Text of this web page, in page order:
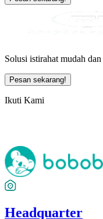
Solusi istirahat mudah
Pesan sekarang!
Ikuti Kami
Headquarter